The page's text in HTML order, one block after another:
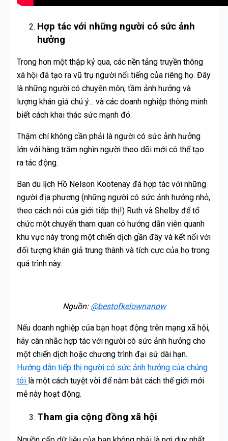
Hợp tác với những người có sức ảnh
hưởng
Trong hơn một thập kỷ qua, các nền tảng truyền thông
xã hội đã tạo ra vũ trụ người nổi tiếng của riêng họ. Đây
là những người có chuyên môn, tầm ảnh hưởng và
lượng khán giả chú ý… và các doanh nghiệp thông minh
biết cách khai thác sức mạnh đó.
Thậm chí không cần phải là người có sức ảnh hưởng
lớn với hàng trăm nghìn người theo dõi mới có thể tạo
ra tác động.
Ban du lịch Hồ Nelson Kootenay đã hợp tác với những
người địa phương (những người có sức ảnh hưởng nhỏ,
theo cách nói của giới tiếp thị!) Ruth và Shelby để tổ
chức một chuyến tham quan có hướng dẫn viên quanh
khu vực này trong một chiến dịch gần đây và kết nối với
đối tượng khán giả trung thành và tích cực của họ trong
quá trình này.
Nguồn: @bestofkelownanow
Nếu doanh nghiệp của bạn hoạt động trên mạng xã hội,
hãy cân nhắc hợp tác với người có sức ảnh hưởng cho
một chiến dịch hoặc chương trình đại sứ dài hạn.
Hướng dẫn tiếp thị người có sức ảnh hưởng của chúng
tôi là một cách tuyệt vời để nắm bắt cách thế giới mới
mẻ này hoạt động.
Tham gia cộng đồng xã hội